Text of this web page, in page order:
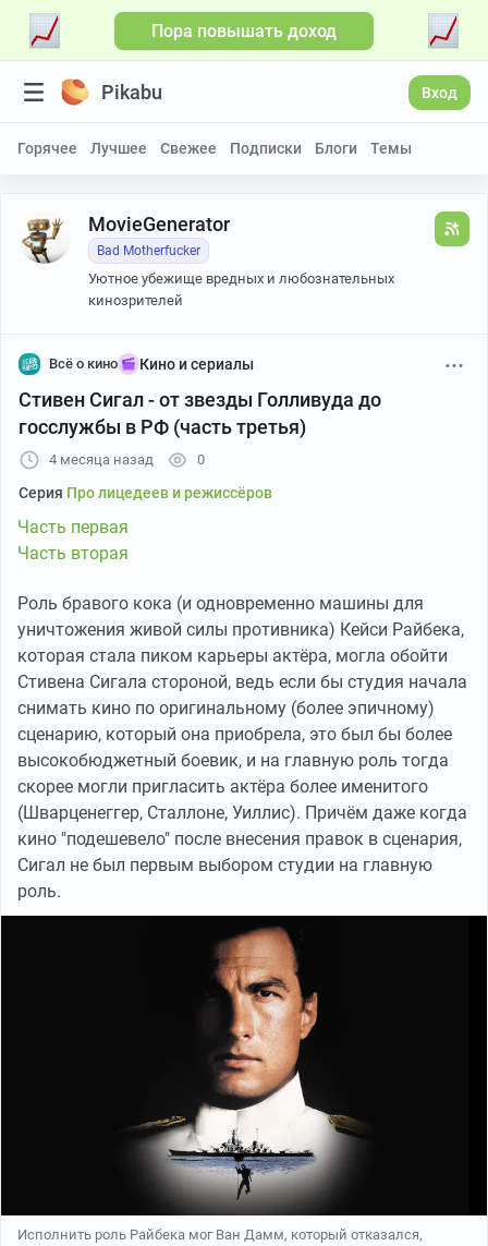
Пора повышать доход
Pikabu Вход
Горячее Лучшее Свежее Подписки Блоги Темы
MovieGenerator
Bad Motherfucker
Уютное убежище вредных и любознательных
кинозрителей
Всё о кино Кино и сериалы
Стивен Сигал - от звезды Голливуда до
госслужбы в РФ (часть третья)
4 месяца назад 0
Серия Про лицедеев и режиссёров
Часть первая
Часть вторая
Роль бравого кока (и одновременно машины для
уничтожения живой силы противника) Кейси Райбека,
которая стала пиком карьеры актёра, могла обойти
Стивена Сигала стороной, ведь если бы студия начала
снимать кино по оригинальному (более эпичному)
сценарию, который она приобрела, это был бы более
высокобюджетный боевик, и на главную роль тогда
скорее могли пригласить актёра более именитого
(Шварценеггер, Сталлоне, Уиллис). Причём даже когда
кино "подешевело" после внесения правок в сценария,
Сигал не был первым выбором студии на главную
роль.
Исполнить роль Райбека мог Ван Дамм, который отказался,